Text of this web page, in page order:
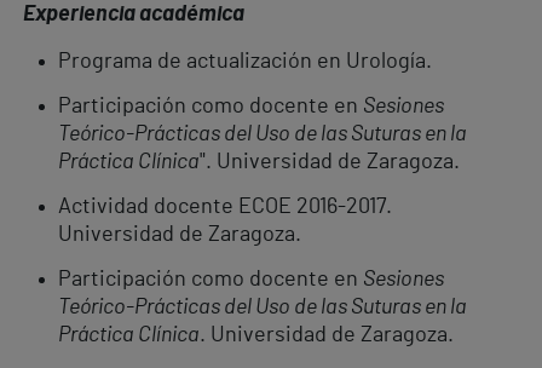
Experiencia académica
Programa de actualización en Urología.
Participación como docente en Sesiones
Teórico-Prácticas del Uso de las Suturas en la
Práctica Clínica". Universidad de Zaragoza.
Actividad docente ECOE 2016-2017.
Universidad de Zaragoza.
Participación como docente en Sesiones
Teórico-Prácticas del Uso de las Suturas en la
Práctica Clínica. Universidad de Zaragoza.